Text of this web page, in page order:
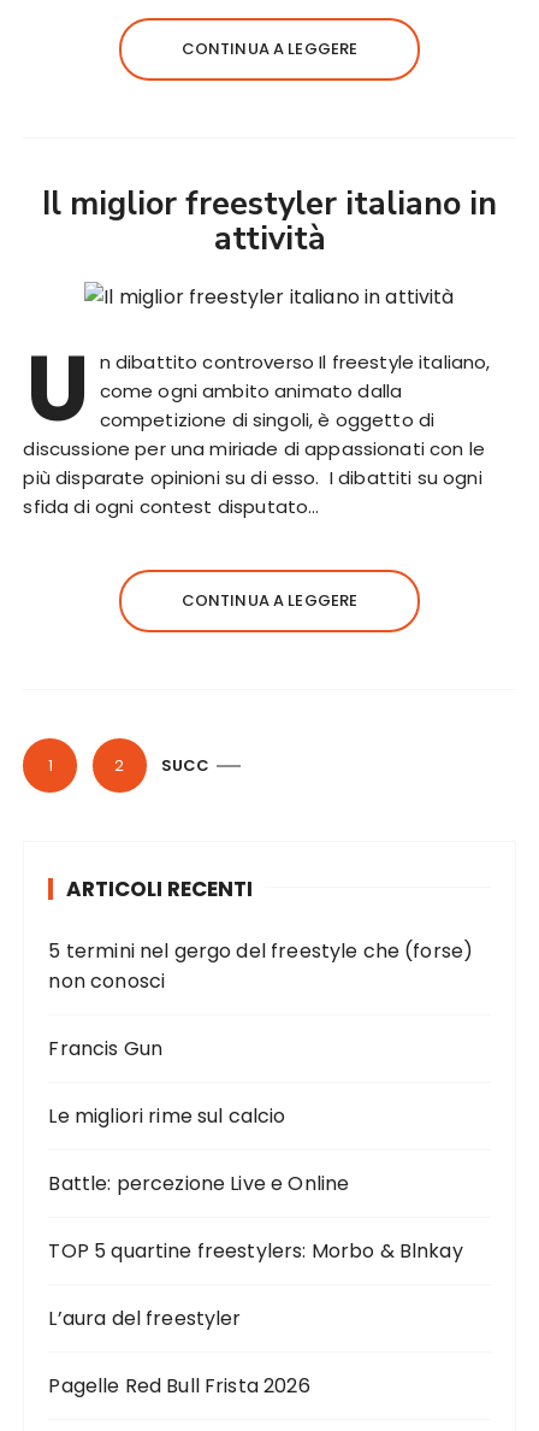
CONTINUA A LEGGERE
Il miglior freestyler italiano in
attività
U
n dibattito controverso Il freestyle italiano,
come ogni ambito animato dalla
competizione di singoli, è oggetto di
discussione per una miriade di appassionati con le
più disparate opinioni su di esso. I dibattiti su ogni
sfida di ogni contest disputato…
CONTINUA A LEGGERE
P
a 1 2 SUCC
ARTICOLI RECENTI
5 termini nel gergo del freestyle che (forse)
non conosci
Francis Gun
Le migliori rime sul calcio
Battle: percezione Live e Online
TOP 5 quartine freestylers: Morbo & Blnkay
L’aura del freestyler
Pagelle Red Bull Frista 2026